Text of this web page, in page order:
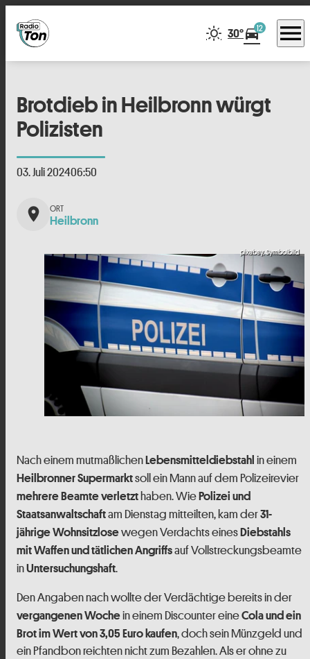
30°directions_car12 menu
Brotdieb in Heilbronn würgt
Polizisten
03. Juli 202406:50
place Heilbronn
pixabay, Symbolbild
Nach einem mutmaßlichenLebensmitteldiebstahl in einem
Heilbronner Supermarktsoll ein Mann auf dem Polizeirevier
mehrere Beamte verletzthaben. WiePolizei und
Staatsanwaltschaftam Dienstag mitteilten, kam der31-
jährige Wohnsitzlosewegen Verdachts einesDiebstahls
mit Waffen und tätlichen Angriffsauf Vollstreckungsbeamte
inUntersuchungshaft.
Den Angaben nach wollte der Verdächtige bereits in der
vergangenen Wochein einem Discounter eineCola und ein
Brot im Wert von 3,05 Euro kaufen, doch sein Münzgeld und
ein Pfandbon reichten nicht zum Bezahlen. Als er ohne zu